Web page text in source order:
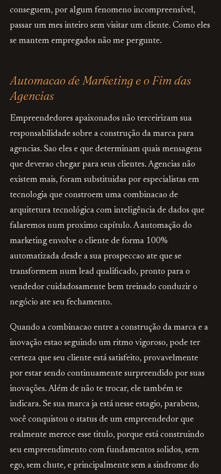
conseguem, por algum fenomeno incompreensível,
passar um mes inteiro sem visitar um cliente. Como eles
se mantem empregados não me pergunte.
Automacao de Marketing e o Fim das
Agencias
Empreendedores apaixonados não terceirizam sua
responsabilidade sobre a construção da marca para
agencias. Sao eles e que determinam quais mensagens
que deverao chegar para seus clientes. Agencias não
existem mais, foram substituidas por especialistas em
tecnologia que constroem uma combinacao de
arquitetura tecnológica com inteligência de dados que
falaremos num proximo capítulo. A automação do
marketing envolve o cliente de forma 100%
automatizada desde a sua prospeccao ate que se
transformem num lead qualificado, pronto para o
vendedor cuidadosamente bem treinado conduzir o
negócio ate seu fechamento.
Quando a combinacao entre a construção da marca e a
inovação estao seguindo um ritmo vigoroso, pode ter
certeza que seu cliente está satisfeito, provavelmente
por estar sendo continuamente surpreendido por suas
inovações. Além de não te trocar, ele também te
indicara. Se sua marca ja está nesse estagio, parabens,
você conquistou o status de um empreendedor que
realmente merece esse titulo, porque está construindo
seu empreendimento com fundamentos solidos, sem
ego, sem chute, e principalmente sem a sindrome do